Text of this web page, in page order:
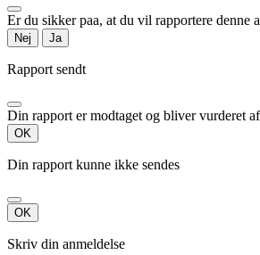
Er du sikker paa, at du vil rapportere denne
Nej Ja
Rapport sendt
Din rapport er modtaget og bliver vurderet
OK
Din rapport kunne ikke sendes
OK
Skriv din anmeldelse